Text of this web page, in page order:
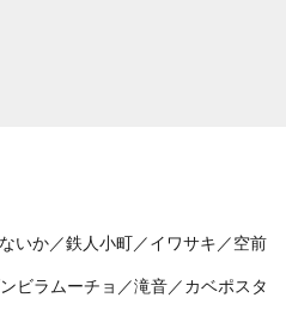
いか／鉄人小町／イワサキ／空前
ビラムーチョ／滝音／カベポスタ